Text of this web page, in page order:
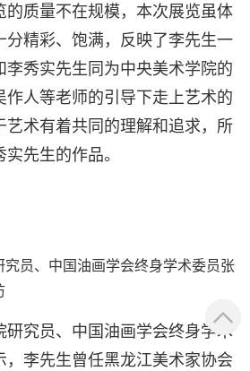
的质量不在规模，本次展览虽体
分精彩、饱满，反映了李先生一
李秀实先生同为中央美术学院的
作人等老师的引导下走上艺术的
艺术有着共同的理解和追求，所
先生的作品。
究员、中国油画学会终身学术委员张
研究员、中国油画学会终身学术
，李先生曾任黑龙江美术家协会